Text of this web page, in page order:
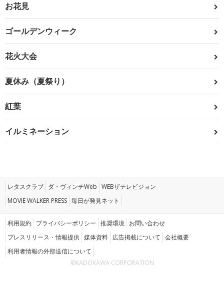
お花見
ゴールデンウィーク
花火大会
夏休み（夏祭り）
紅葉
イルミネーション
レタスクラブ ダ・ヴィンチWeb WEBザテレビジョン
MOVIE WALKER PRESS 毎日が発見ネット
利用規約 プライバシーポリシー 推奨環境 お問い合わせ
プレスリリース・情報提供 媒体資料 広告掲載について 会社概要
利用者情報の外部送信について
©KADOKAWA CORPORATION